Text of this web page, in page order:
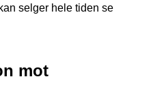
selger hele tiden se
mot